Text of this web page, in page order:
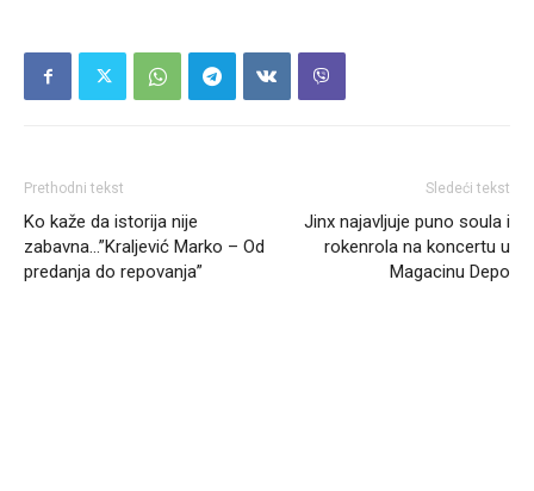
Prethodni tekst
Ko kaže da istorija nije
zabavna…”Kraljević Marko – Od
predanja do repovanja”
Sledeći tekst
Jinx najavljuje puno soula i
rokenrola na koncertu u
Magacinu Depo